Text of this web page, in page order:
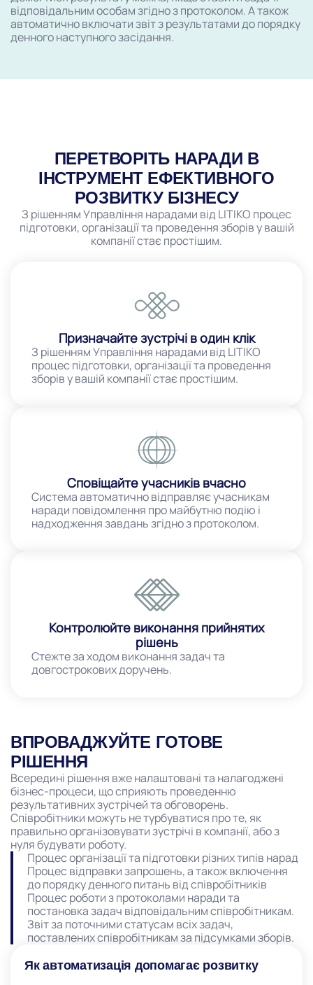
відповідальним особам згідно з протоколом. А також
автоматично включати звіт з результатами до порядку
денного наступного засідання.
ПЕРЕТВОРІТЬ НАРАДИ В
ІНСТРУМЕНТ ЕФЕКТИВНОГО
РОЗВИТКУ БІЗНЕСУ
З рішенням Управління нарадами від LITIKO процес
підготовки, організації та проведення зборів у вашій
компанії стає простішим.
Призначайте зустрічі в один клік
З рішенням Управління нарадами від LITIKO
процес підготовки, організації та проведення
зборів у вашій компанії стає простішим.
Сповіщайте учасників вчасно
Система автоматично відправляє учасникам
наради повідомлення про майбутню подію і
надходження завдань згідно з протоколом.
Контролюйте виконання прийнятих
рішень
Стежте за ходом виконання задач та
довгострокових доручень.
ВПРОВАДЖУЙТЕ ГОТОВЕ
РІШЕННЯ
Всередині рішення вже налаштовані та налагоджені
бізнес-процеси, що сприяють проведенню
результативних зустрічей та обговорень.
Співробітники можуть не турбуватися про те, як
правильно організовувати зустрічі в компанії, або з
нуля будувати роботу.
Процес організації та підготовки різних типів нарад
Процес відправки запрошень, а також включення
до порядку денного питань від співробітників
Процес роботи з протоколами наради та
постановка задач відповідальним співробітникам.
Звіт за поточними статусам всіх задач,
поставлених співробітникам за підсумками зборів.
Як автоматизація допомагає розвитку